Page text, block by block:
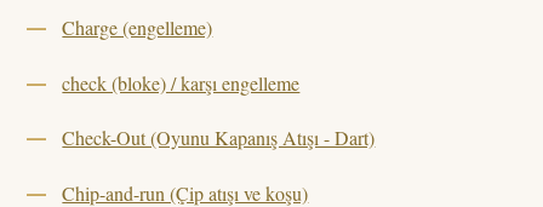
Charge (engelleme)
check (bloke) / karşı engelleme
Check-Out (Oyunu Kapanış Atışı - Dart)
Chip-and-run (Çip atışı ve koşu)